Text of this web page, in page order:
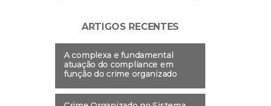
ARTIGOS RECENTES
A complexa e fundamental
atuação do compliance em
função do crime organizado